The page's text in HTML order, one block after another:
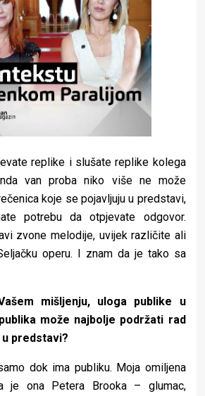
replike i slušate replike kolega
van proba niko više ne može
koje se pojavljuju u predstavi,
potrebu da otpjevate odgovor.
zvone melodije, uvijek različite ali
operu. I znam da je tako sa
mišljenju, uloga publike u
može najbolje podržati rad
predstavi?
dok ima publiku. Moja omiljena
je ona Petera Brooka – glumac,